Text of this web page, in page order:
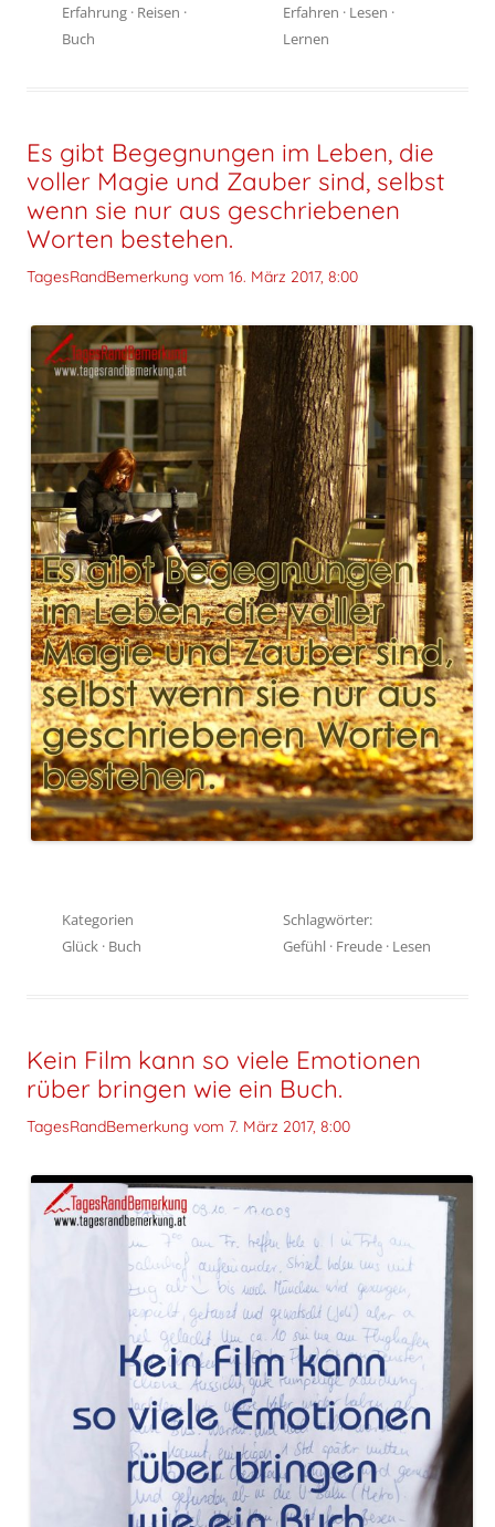
Erfahrung · Reisen ·
Buch
Erfahren · Lesen ·
Lernen
Es gibt Begegnungen im Leben, die
voller Magie und Zauber sind, selbst
wenn sie nur aus geschriebenen
Worten bestehen.
TagesRandBemerkung vom 16. März 2017, 8:00
Kategorien
Glück · Buch
Schlagwörter:
Gefühl · Freude · Lesen
Kein Film kann so viele Emotionen
rüber bringen wie ein Buch.
TagesRandBemerkung vom 7. März 2017, 8:00